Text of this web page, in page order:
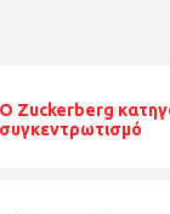
O Zuckerberg
συγκεντρωτισμό